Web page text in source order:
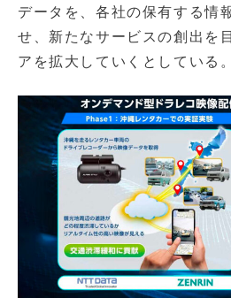
データを、各社の保有する情
せ、新たなサービスの創出を
アを拡大していくとしている。